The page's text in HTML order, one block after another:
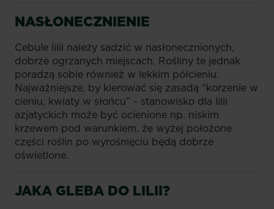
NASŁONECZNIENIE
Cebule lilii należy sadzić w nasłonecznionych,
dobrze ogrzanych miejscach. Rośliny te jednak
poradzą sobie również w lekkim półcieniu.
Najważniejsze, by kierować się zasadą “korzenie w
cieniu, kwiaty w słońcu” - stanowisko dla lilii
azjatyckich może być ocienione np. niskim
krzewem pod warunkiem, że wyżej położone
części roślin po wyrośnięciu będą dobrze
oświetlone.
JAKA GLEBA DO LILII?